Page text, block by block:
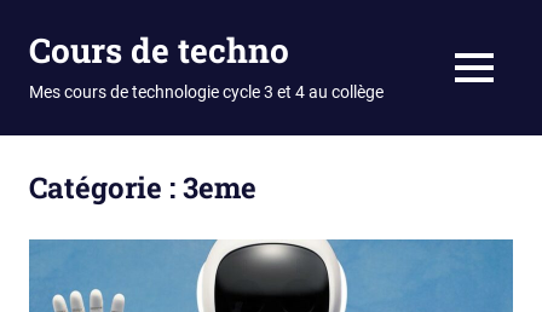
Cours de techno
Mes cours de technologie cycle 3 et 4 au collège MENU
Catégorie :3eme